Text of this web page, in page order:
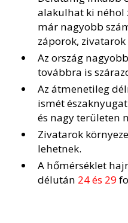
alakulhat ki néhol
már nagyobb
záporok,
Az ország
továbbra is
Az átmenetileg
ismét
és nagy területen
Zivatarok
lehetnek.
A hőmérséklet
délután 24 és 29